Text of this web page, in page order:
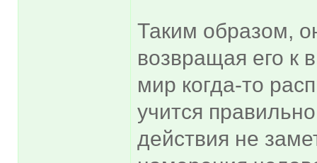
Таким образом,
возвращая его к
мир когда-то
учится
действия не